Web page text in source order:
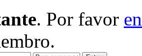
. Por favor